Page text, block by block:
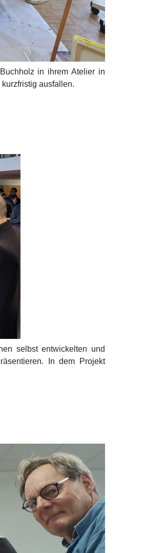
in ihrem Atelier in
ausfallen.
selbst entwickelten und
In dem Projekt